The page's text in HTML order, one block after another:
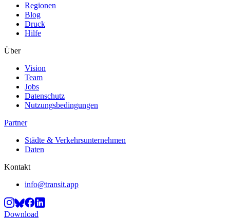
Regionen
Blog
Druck
Hilfe
Über
Vision
Team
Jobs
Datenschutz
Nutzungsbedingungen
Partner
Städte & Verkehrsunternehmen
Daten
Kontakt
info@transit.app
Download